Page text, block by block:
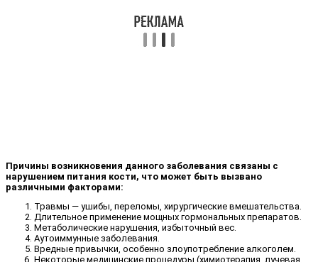
Причины возникновения данного заболевания связаны с
нарушением питания кости, что может быть вызвано
различными факторами:
Травмы — ушибы, переломы, хирургические вмешательства.
Длительное применение мощных гормональных препаратов.
Метаболические нарушения, избыточный вес.
Аутоиммунные заболевания.
Вредные привычки, особенно злоупотребление алкоголем.
Некоторые медицинские процедуры (химиотерапия, лучевая